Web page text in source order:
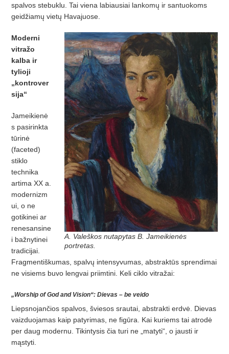
spalvos stebuklu. Tai viena labiausiai lankomų ir santuokoms
geidžiamų vietų Havajuose.
A. Valeškos nutapytas B. Jameikienės
portretas.
Moderni
vitražo
kalba ir
tylioji
„kontrover
sija“
Jameikienė
s pasirinkta
tūrinė
(faceted)
stiklo
technika
artima XX a.
modernizm
ui, o ne
gotikinei ar
renesansine
i bažnytinei
tradicijai.
Fragmentiškumas, spalvų intensyvumas, abstraktūs sprendimai
ne visiems buvo lengvai priimtini. Keli ciklo vitražai:
„Worship of God and Vision“: Dievas – be veido
Liepsnojančios spalvos, šviesos srautai, abstrakti erdvė. Dievas
vaizduojamas kaip patyrimas, ne figūra. Kai kuriems tai atrodė
per daug modernu. Tikintysis čia turi ne „matyti“, o jausti ir
mąstyti.